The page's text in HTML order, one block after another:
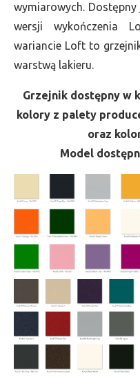
wymiarowych.
wersji wykończenia
wariancie Loft to
warstwą lakieru.
Grzejnik dostępny w
kolory z palety
oraz
Model